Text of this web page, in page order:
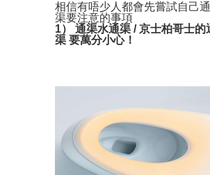
相信有唔少人都會先嘗試自己
渠要注意的事項
1） 通渠水通渠 / 京士柏哥士
渠 要萬分小心！